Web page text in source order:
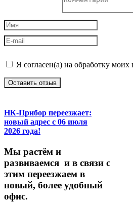
Я согласен(а) на обработку
Оставить отзыв
НК-Прибор переезжает:
новый адрес с 06 июля
2026 года!
Мы растём и
развиваемся и в связи с
этим переезжаем в
новый, более удобный
офис.